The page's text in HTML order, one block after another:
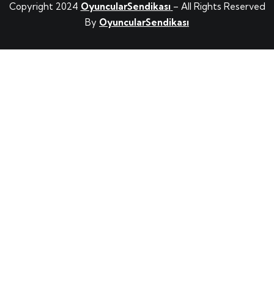
Copyright 2024 OyuncularSendikası – All Rights Reserved
By OyuncularSendikası